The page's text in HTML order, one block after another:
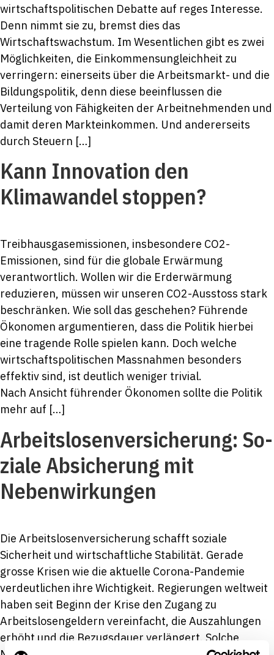
wirtschaftspolitischen Debatte auf reges Interesse.
Denn nimmt sie zu, bremst dies das
Wirtschaftswachstum. Im Wesentlichen gibt es zwei
Möglichkeiten, die Einkommensungleichheit zu
verringern: einerseits über die Arbeitsmarkt- und die
Bildungspolitik, denn diese beeinflussen die
Verteilung von Fähigkeiten der Arbeitnehmenden und
damit deren Markteinkommen. Und andererseits
durch Steuern […]
Kann Innovation den
Klimawandel stoppen?
Treibhausgasemissionen, insbesondere CO2-
Emissionen, sind für die globale Erwärmung
verantwortlich. Wollen wir die Erderwärmung
reduzieren, müssen wir unseren CO2-Ausstoss stark
beschränken. Wie soll das geschehen? Führende
Ökonomen argumentieren, dass die Politik hierbei
eine tragende Rolle spielen kann. Doch welche
wirtschaftspolitischen Massnahmen besonders
effektiv sind, ist deutlich weniger trivial.
Nach Ansicht führender Ökonomen sollte die Politik
mehr auf […]
Arbeitslosen­ver­si­che­rung: So­
zi­ale Ab­si­che­rung mit
Nebenwirkungen
Die Arbeitslosenversicherung schafft soziale
Sicherheit und wirtschaftliche Stabilität. Gerade
grosse Krisen wie die aktuelle Corona-Pandemie
verdeutlichen ihre Wichtigkeit. Regierungen weltweit
haben seit Beginn der Krise den Zugang zu
Arbeitslosengeldern vereinfacht, die Auszahlungen
erhöht und die Bezugsdauer verlängert. Solche